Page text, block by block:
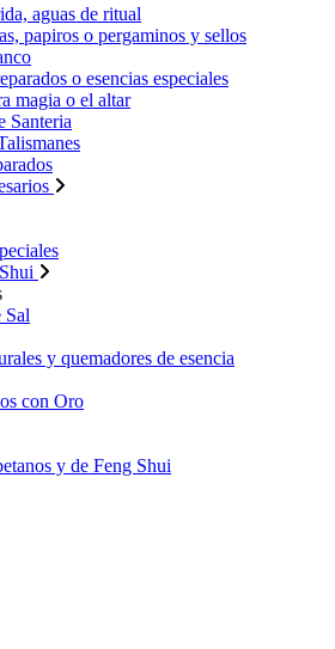
aguas de ritual
papiros o pergaminos y sellos
o esencias especiales
magia o el altar
Santeria
Sal
y quemadores de esencia
con Oro
y de Feng Shui